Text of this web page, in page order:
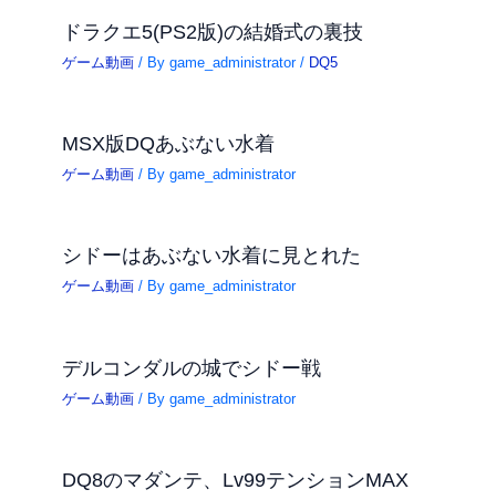
ドラクエ5(PS2版)の結婚式の裏技
ゲーム動画 / Bygame_administrator/ DQ5
MSX版DQあぶない水着
ゲーム動画 / Bygame_administrator
シドーはあぶない水着に見とれた
ゲーム動画 / Bygame_administrator
デルコンダルの城でシドー戦
ゲーム動画 / Bygame_administrator
DQ8のマダンテ、Lv99テンションMAX